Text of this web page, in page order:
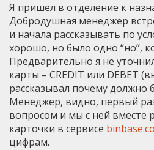
Я пришел в отделение к
Добродушная менеджер
и начала рассказывать по
хорошо, но было одно “но”,
Предварительно я не
карты – CREDIT или DEBET
рассказывал почему должно
Менеджер, видно, первый
вопросом и мы с ней вместе
карточки в сервисе
цифрам.